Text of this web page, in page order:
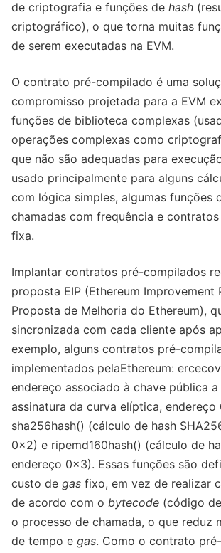
de criptografia e funções de hash
criptográfico), o que torna muitas
de serem executadas na EVM.
O contrato pré-compilado é uma
compromisso projetada para a EVM
funções de biblioteca complexas
operações complexas como
que não são adequadas para
usado principalmente para alguns
com lógica simples, algumas funções
chamadas com frequência e
fixa.
Implantar contratos pré-compilados
proposta EIP (Ethereum Improvement
Proposta de Melhoria do Ethereum),
sincronizada com cada cliente após
exemplo, alguns contratos pré-
implementados pelaEthereum:
endereço associado à chave pública
assinatura da curva elíptica, endereço
sha256hash() (cálculo de hash
0x2) e ripemd160hash() (cálculo de
endereço 0x3). Essas funções são
custo de gas fixo, em vez de realizar
de acordo com o bytecode (código
o processo de chamada, o que reduz
de tempo e gas. Como o contrato